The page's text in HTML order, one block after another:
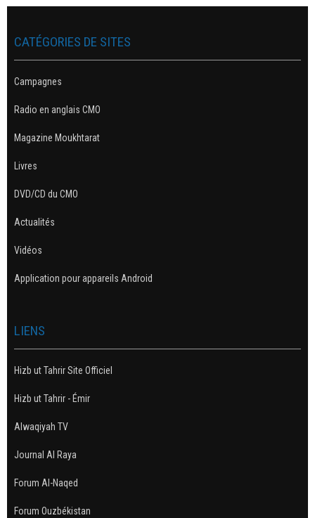
CATÉGORIES DE SITES
Campagnes
Radio en anglais CMO
Magazine Moukhtarat
Livres
DVD/CD du CMO
Actualités
Vidéos
Application pour appareils Android
LIENS
Hizb ut Tahrir Site Officiel
Hizb ut Tahrir - Émir
Alwaqiyah TV
Journal Al Raya
Forum Al-Naqed
Forum Ouzbékistan